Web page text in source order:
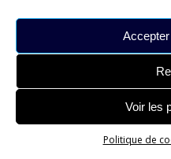
Voir les
Politique de
Opel revoit sa charte de